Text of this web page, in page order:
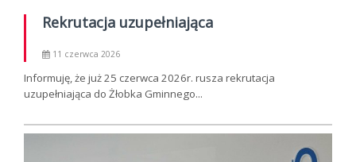
Rekrutacja uzupełniająca
11 czerwca 2026
Informuję, że już 25 czerwca 2026r. rusza rekrutacja
uzupełniająca do Żłobka Gminnego...